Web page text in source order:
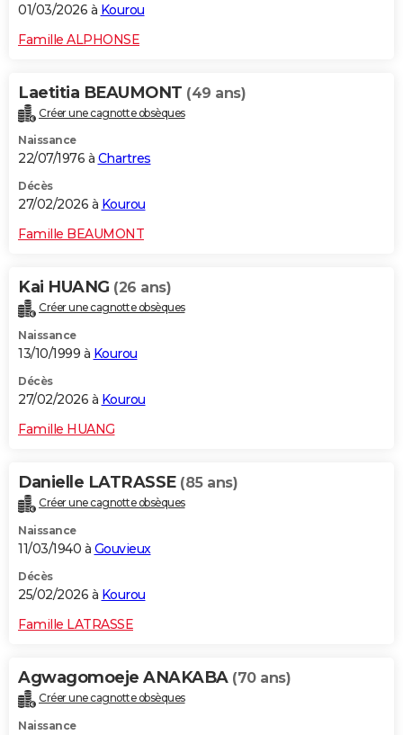
01/03/2026 à Kourou
Famille ALPHONSE
Laetitia BEAUMONT (49 ans)
Créer une cagnotte obsèques
Naissance
22/07/1976 à Chartres
Décès
27/02/2026 à Kourou
Famille BEAUMONT
Kai HUANG (26 ans)
Créer une cagnotte obsèques
Naissance
13/10/1999 à Kourou
Décès
27/02/2026 à Kourou
Famille HUANG
Danielle LATRASSE (85 ans)
Créer une cagnotte obsèques
Naissance
11/03/1940 à Gouvieux
Décès
25/02/2026 à Kourou
Famille LATRASSE
Agwagomoeje ANAKABA (70 ans)
Créer une cagnotte obsèques
Naissance